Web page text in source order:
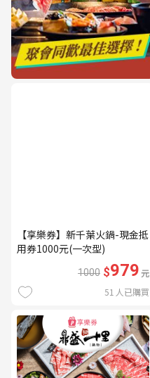
【享樂券】新千葉火鍋-現金抵
用券1000元(一次型)
1000 $979元
51 人已購買